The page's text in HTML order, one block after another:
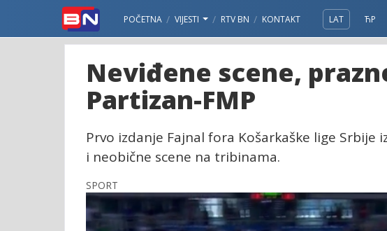
POČETNA VIJESTI RTV BN KONTAKT LAT ЋР
Neviđene scene,
Partizan-FMP
Prvo izdanje Fajnal fora Košarkaške lige
i neobične scene na tribinama.
SPORT